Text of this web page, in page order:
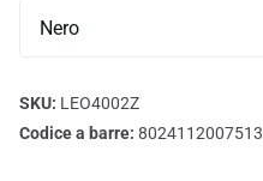
SKU: LEO4002Z
Codice a barre: 8024112007513